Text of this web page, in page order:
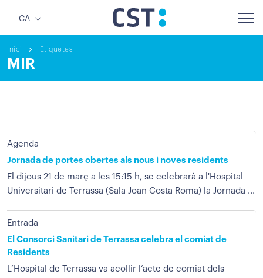
CA
Inici Etiquetes
MIR
Agenda
Jornada de portes obertes als nous i noves residents
El dijous 21 de març a les 15:15 h, se celebrarà a l'Hospital
Universitari de Terrassa (Sala Joan Costa Roma) la Jornada ...
Entrada
El Consorci Sanitari de Terrassa celebra el comiat de
Residents
L’Hospital de Terrassa va acollir l’acte de comiat dels